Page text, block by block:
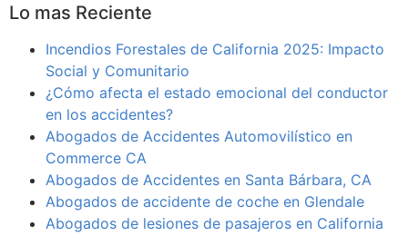
Lo mas Reciente
Incendios Forestales de California 2025: Impacto
Social y Comunitario
¿Cómo afecta el estado emocional del conductor
en los accidentes?
Abogados de Accidentes Automovilístico en
Commerce CA
Abogados de Accidentes en Santa Bárbara, CA
Abogados de accidente de coche en Glendale
Abogados de lesiones de pasajeros en California